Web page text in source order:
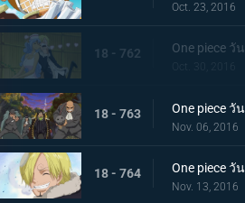
Oct. 23, 2016
18 - 762 One piece
Oct. 30, 2016
18 - 763 One piece
Nov. 06, 2016
18 - 764 One piece
Nov. 13, 2016